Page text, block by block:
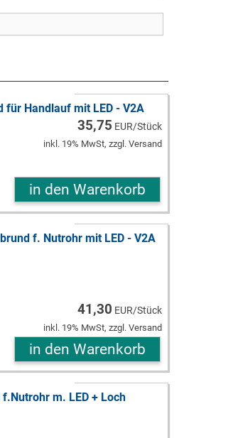
für Handlauf mit LED - V2A
35,75 EUR/Stück
inkl. 19% MwSt, zzgl. Versand
in den Warenkorb
f. Nutrohr mit LED - V2A
41,30 EUR/Stück
inkl. 19% MwSt, zzgl. Versand
in den Warenkorb
m. LED + Loch